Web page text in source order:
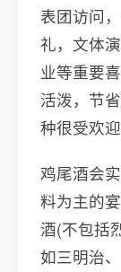
表团访问
礼，文体
业等重要
活泼，节
种很受欢
鸡尾酒会
料为主的
酒(不包括
如三明治